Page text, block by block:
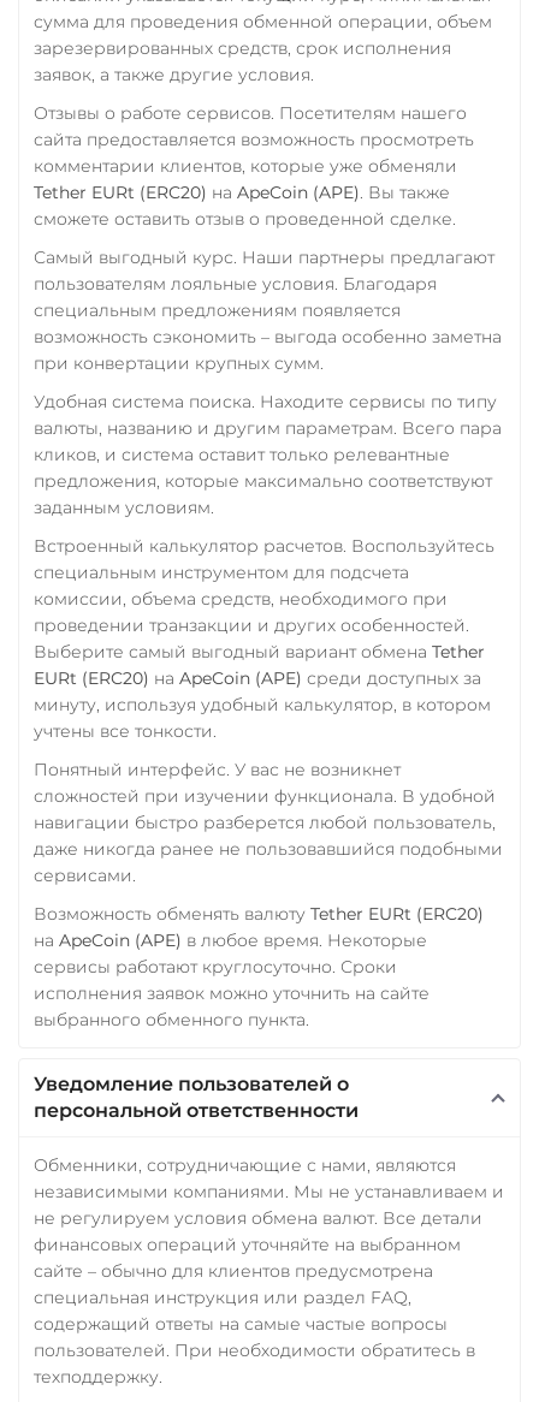
USD Coin (USDC)
ERC20 BEP20
SOL
Polygon
ARB OP
Utopia USD (UUSD)
сумма для проведения обменной операции, объем
зарезервированных средств, срок исполнения
заявок, а также другие условия.
Отзывы о работе сервисов. Посетителям нашего
сайта предоставляется возможность просмотреть
комментарии клиентов, которые уже обменяли
Tether EURt (ERC20) на ApeCoin (APE). Вы также
сможете оставить отзыв о проведенной сделке.
Самый выгодный курс. Наши партнеры предлагают
пользователям лояльные условия. Благодаря
специальным предложениям появляется
возможность сэкономить – выгода особенно заметна
при конвертации крупных сумм.
Удобная система поиска. Находите сервисы по типу
валюты, названию и другим параметрам. Всего пара
кликов, и система оставит только релевантные
предложения, которые максимально соответствуют
заданным условиям.
Встроенный калькулятор расчетов. Воспользуйтесь
специальным инструментом для подсчета
комиссии, объема средств, необходимого при
проведении транзакции и других особенностей.
Выберите самый выгодный вариант обмена Tether
EURt (ERC20) на ApeCoin (APE) среди доступных за
минуту, используя удобный калькулятор, в котором
учтены все тонкости.
Понятный интерфейс. У вас не возникнет
сложностей при изучении функционала. В удобной
навигации быстро разберется любой пользователь,
даже никогда ранее не пользовавшийся подобными
сервисами.
Возможность обменять валюту Tether EURt (ERC20)
на ApeCoin (APE) в любое время. Некоторые
сервисы работают круглосуточно. Сроки
исполнения заявок можно уточнить на сайте
выбранного обменного пункта.
Уведомление пользователей о
персональной ответственности
Обменники, сотрудничающие с нами, являются
независимыми компаниями. Мы не устанавливаем и
не регулируем условия обмена валют. Все детали
финансовых операций уточняйте на выбранном
сайте – обычно для клиентов предусмотрена
специальная инструкция или раздел FAQ,
содержащий ответы на самые частые вопросы
пользователей. При необходимости обратитесь в
техподдержку.